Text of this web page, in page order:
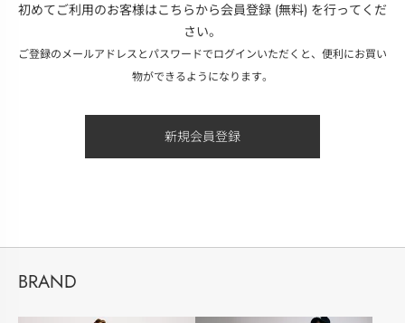
初めてご利用のお客様はこちらから会員登録 (無料) を行ってくだ
さい。
ご登録のメールアドレスとパスワードでログインいただくと、便利にお買い
物ができるようになります。
BRAND